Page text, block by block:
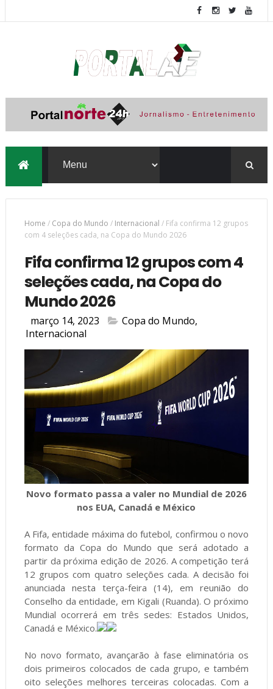
Home / Copa do Mundo / Internacional / Fifa confirma 12 grupos
com 4 seleções cada, na Copa do Mundo 2026
Fifa confirma 12 grupos com 4
seleções cada, na Copa do
Mundo 2026
março 14, 2023 Copa do Mundo,
Internacional
Novo formato passa a valer no Mundial de 2026
nos EUA, Canadá e México
A Fifa, entidade máxima do futebol, confirmou o novo
formato da Copa do Mundo que será adotado a
partir da próxima edição de 2026. A competição terá
12 grupos com quatro seleções cada. A decisão foi
anunciada nesta terça-feira (14), em reunião do
Conselho da entidade, em Kigali (Ruanda). O próximo
Mundial ocorrerá em três sedes: Estados Unidos,
Canadá e México.
No novo formato, avançarão à fase eliminatória os
dois primeiros colocados de cada grupo, e também
oito seleções melhores terceiras colocadas. Com a